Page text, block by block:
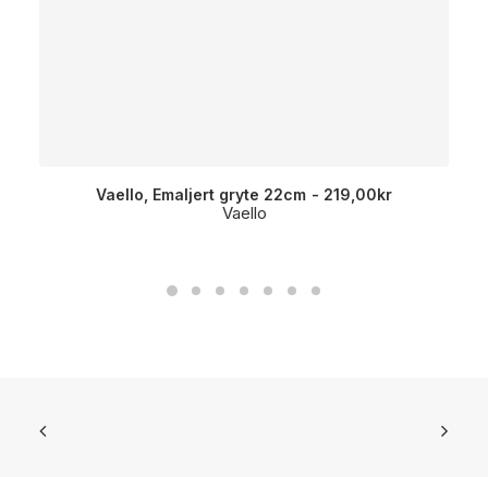
Vaello, Emaljert gryte 22cm 219,00kr
Vaello